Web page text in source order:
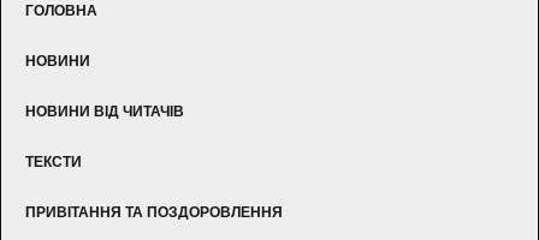
ГОЛОВНА
НОВИНИ
НОВИНИ ВІД ЧИТАЧІВ
ТЕКСТИ
ПРИВІТАННЯ ТА ПОЗДОРОВЛЕННЯ